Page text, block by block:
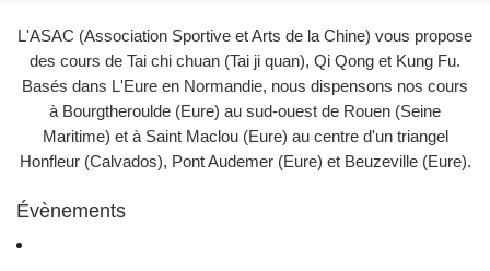
L'ASAC (Association Sportive et Arts de la Chine) vous propose
des cours de Tai chi chuan (Tai ji quan), Qi Qong et Kung Fu.
Basés dans L'Eure en Normandie, nous dispensons nos cours
à Bourgtheroulde (Eure) au sud-ouest de Rouen (Seine
Maritime) et à Saint Maclou (Eure) au centre d'un triangel
Honfleur (Calvados), Pont Audemer (Eure) et Beuzeville (Eure).
Évènements